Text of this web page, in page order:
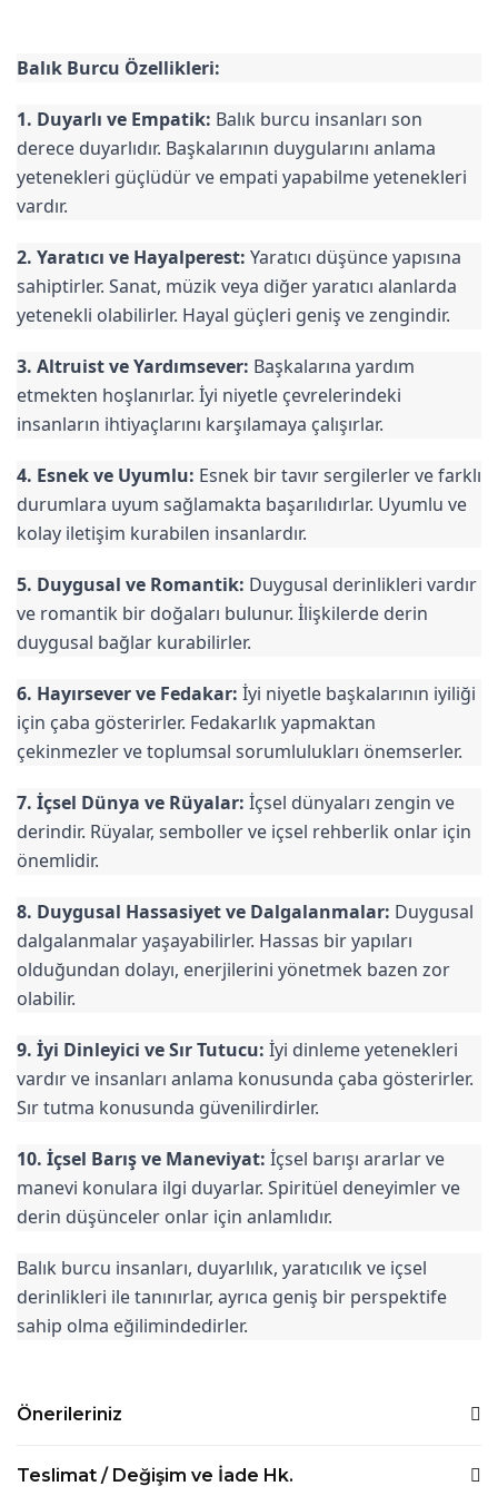
Balık Burcu Özellikleri:
1. Duyarlı ve Empatik: Balık burcu insanları son
derece duyarlıdır. Başkalarının duygularını anlama
yetenekleri güçlüdür ve empati yapabilme yetenekleri
vardır.
2. Yaratıcı ve Hayalperest: Yaratıcı düşünce yapısına
sahiptirler. Sanat, müzik veya diğer yaratıcı alanlarda
yetenekli olabilirler. Hayal güçleri geniş ve zengindir.
3. Altruist ve Yardımsever: Başkalarına yardım
etmekten hoşlanırlar. İyi niyetle çevrelerindeki
insanların ihtiyaçlarını karşılamaya çalışırlar.
4. Esnek ve Uyumlu: Esnek bir tavır sergilerler ve farklı
durumlara uyum sağlamakta başarılıdırlar. Uyumlu ve
kolay iletişim kurabilen insanlardır.
5. Duygusal ve Romantik: Duygusal derinlikleri vardır
ve romantik bir doğaları bulunur. İlişkilerde derin
duygusal bağlar kurabilirler.
6. Hayırsever ve Fedakar: İyi niyetle başkalarının iyiliği
için çaba gösterirler. Fedakarlık yapmaktan
çekinmezler ve toplumsal sorumlulukları önemserler.
7. İçsel Dünya ve Rüyalar: İçsel dünyaları zengin ve
derindir. Rüyalar, semboller ve içsel rehberlik onlar için
önemlidir.
8. Duygusal Hassasiyet ve Dalgalanmalar: Duygusal
dalgalanmalar yaşayabilirler. Hassas bir yapıları
olduğundan dolayı, enerjilerini yönetmek bazen zor
olabilir.
9. İyi Dinleyici ve Sır Tutucu: İyi dinleme yetenekleri
vardır ve insanları anlama konusunda çaba gösterirler.
Sır tutma konusunda güvenilirdirler.
10. İçsel Barış ve Maneviyat: İçsel barışı ararlar ve
manevi konulara ilgi duyarlar. Spiritüel deneyimler ve
derin düşünceler onlar için anlamlıdır.
Balık burcu insanları, duyarlılık, yaratıcılık ve içsel
derinlikleri ile tanınırlar, ayrıca geniş bir perspektife
sahip olma eğilimindedirler.
Önerileriniz
konularda yetersiz gördüğünüz noktaları öneri formunu
Teslimat / Değişim ve İade Hk.